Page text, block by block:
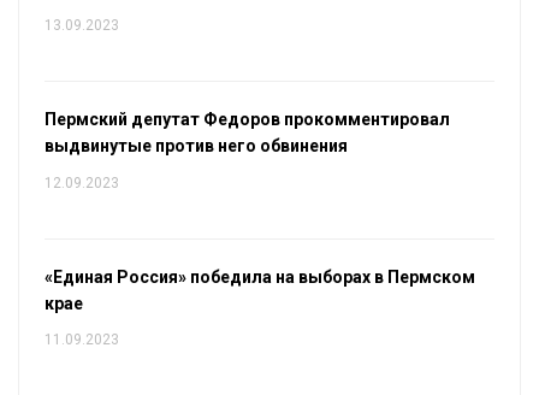
13.09.2023
Пермский депутат Федоров прокомментировал
выдвинутые против него обвинения
12.09.2023
«Единая Россия» победила на выборах в Пермском
крае
11.09.2023